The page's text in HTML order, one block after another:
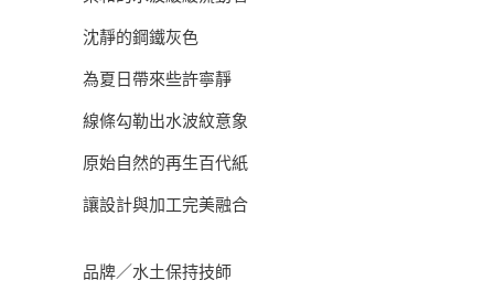
沈靜的鋼鐵灰色
為夏日帶來些許寧靜
線條勾勒出水波紋意象
原始自然的再生百代紙
讓設計與加工完美融合
品牌／水土保持技師